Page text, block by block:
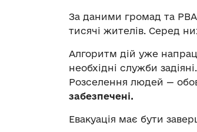
За даними громад та
тисячі жителів. Серед
Алгоритм дій уже
необхідні служби
Розселення людей —
забезпечені.
Евакуація має бути